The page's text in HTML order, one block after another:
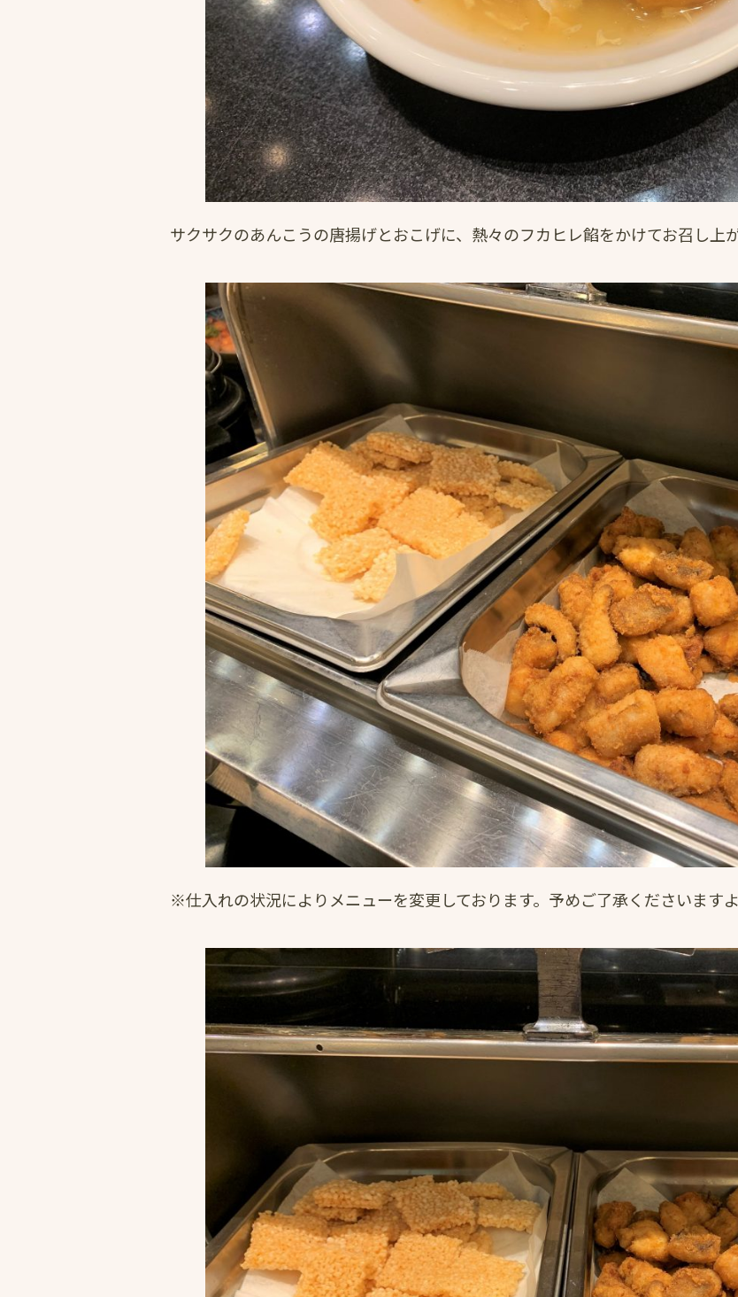
サクサクのあんこうの唐揚げとおこげに、熱々のフカヒレ餡をかけてお召し上
※仕入れの状況によりメニューを変更しております。予めご了承くださいます